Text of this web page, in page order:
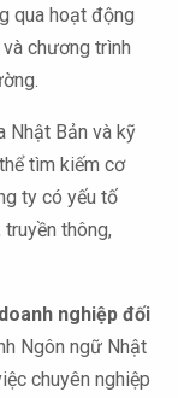
qua hoạt động
chương trình
Nhật Bản và kỹ
tìm kiếm cơ
ty có yếu tố
thông,
nghiệp đối
Ngôn ngữ Nhật
chuyên nghiệp